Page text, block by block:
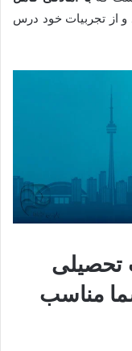
و از تجربیات خود درس
تحصیلی
مناسب